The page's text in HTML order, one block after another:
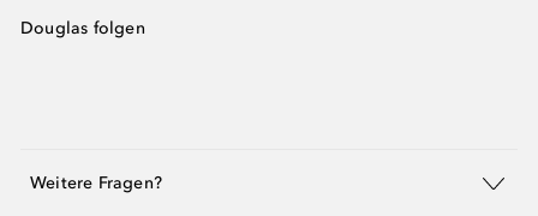
Douglas folgen
Weitere Fragen?